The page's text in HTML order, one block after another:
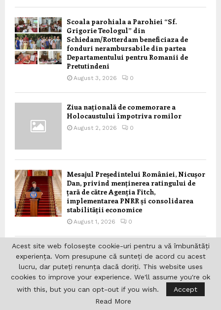
Scoala parohiala a Parohiei “Sf.
Grigorie Teologul” din
Schiedam/Rotterdam beneficiaza de
fonduri nerambursabile din partea
Departamentului pentru Romanii de
Pretutindeni
August 3, 2026 0
Ziua națională de comemorare a
Holocaustului împotriva romilor
August 2, 2026 0
Mesajul Președintelui României, Nicușor
Dan, privind menținerea ratingului de
țară de către Agenția Fitch,
implementarea PNRR și consolidarea
stabilității economice
August 1, 2026 0
Mesajul Președintelui României, Nicușor
Dan, transmis cu prilejul Zilei Europene
de Comemorare a Holocaustului Romilor
July 31, 2026 0
Acest site web folosește cookie-uri pentru a vă îmbunătăți
experiența. Vom presupune că sunteți de acord cu acest
lucru, dar puteți renunța dacă doriți. This website uses
cookies to improve your experience. We'll assume you're ok
with this, but you can opt-out if you wish.
Accept
Read More